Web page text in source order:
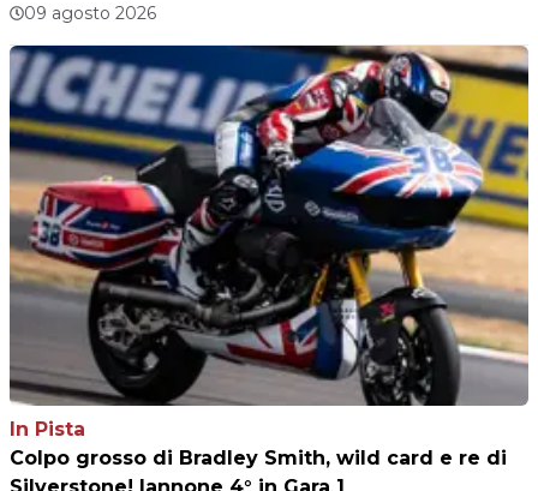
09 agosto 2026
In Pista
Colpo grosso di Bradley Smith, wild card e re di